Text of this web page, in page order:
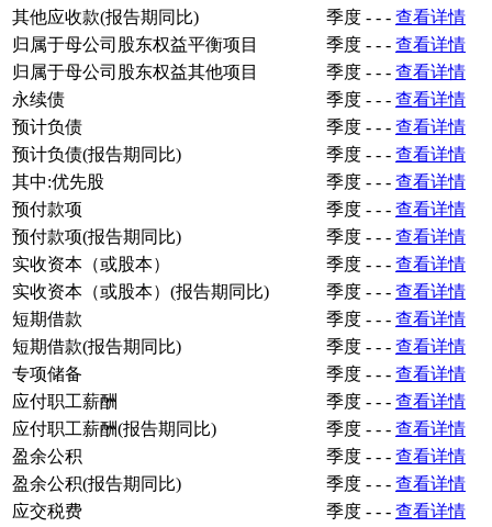
其他应收款(报告期同比)
季度 - - - 查看详情
归属于母公司股东权益平衡项目
季度 - - - 查看详情
归属于母公司股东权益其他项目
季度 - - - 查看详情
永续债
季度 - - - 查看详情
预计负债
季度 - - - 查看详情
预计负债(报告期同比)
季度 - - - 查看详情
其中:优先股
季度 - - - 查看详情
预付款项
季度 - - - 查看详情
预付款项(报告期同比)
季度 - - - 查看详情
实收资本（或股本）
季度 - - - 查看详情
实收资本（或股本）(报告期同比)
季度 - - - 查看详情
短期借款
季度 - - - 查看详情
短期借款(报告期同比)
季度 - - - 查看详情
专项储备
季度 - - - 查看详情
应付职工薪酬
季度 - - - 查看详情
应付职工薪酬(报告期同比)
季度 - - - 查看详情
盈余公积
季度 - - - 查看详情
盈余公积(报告期同比)
季度 - - - 查看详情
应交税费
季度 - - - 查看详情